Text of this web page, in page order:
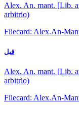
Alex. An. mant. [Lib.
arbitrio)
Filecard: Alex.An-
قبل
Alex. An. mant. [Lib.
arbitrio)
Filecard: Alex.An-